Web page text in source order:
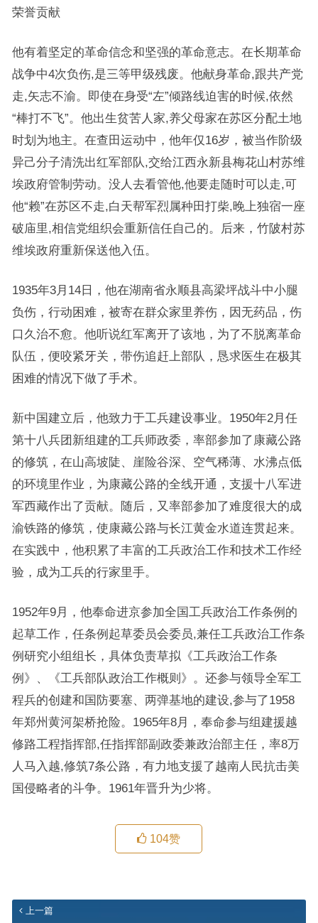
荣誉贡献
他有着坚定的革命信念和坚强的革命意志。在长期革命
战争中4次负伤,是三等甲级残废。他献身革命,跟共产党
走,矢志不渝。即使在身受“左”倾路线迫害的时候,依然
“棒打不飞”。他出生贫苦人家,养父母家在苏区分配土地
时划为地主。在查田运动中，他年仅16岁，被当作阶级
异己分子清洗出红军部队,交给江西永新县梅花山村苏维
埃政府管制劳动。没人去看管他,他要走随时可以走,可
他“赖”在苏区不走,白天帮军烈属种田打柴,晚上独宿一座
破庙里,相信党组织会重新信任自己的。后来，竹陂村苏
维埃政府重新保送他入伍。
1935年3月14日，他在湖南省永顺县高梁坪战斗中小腿
负伤，行动困难，被寄在群众家里养伤，因无药品，伤
口久治不愈。他听说红军离开了该地，为了不脱离革命
队伍，便咬紧牙关，带伤追赶上部队，恳求医生在极其
困难的情况下做了手术。
新中国建立后，他致力于工兵建设事业。1950年2月任
第十八兵团新组建的工兵师政委，率部参加了康藏公路
的修筑，在山高坡陡、崖险谷深、空气稀薄、水沸点低
的环境里作业，为康藏公路的全线开通，支援十八军进
军西藏作出了贡献。随后，又率部参加了难度很大的成
渝铁路的修筑，使康藏公路与长江黄金水道连贯起来。
在实践中，他积累了丰富的工兵政治工作和技术工作经
验，成为工兵的行家里手。
1952年9月，他奉命进京参加全国工兵政治工作条例的
起草工作，任条例起草委员会委员,兼任工兵政治工作条
例研究小组组长，具体负责草拟《工兵政治工作条
例》、《工兵部队政治工作概则》。还参与领导全军工
程兵的创建和国防要塞、两弹基地的建设,参与了1958
年郑州黄河架桥抢险。1965年8月，奉命参与组建援越
修路工程指挥部,任指挥部副政委兼政治部主任，率8万
人马入越,修筑7条公路，有力地支援了越南人民抗击美
国侵略者的斗争。1961年晋升为少将。
104赞
上一篇